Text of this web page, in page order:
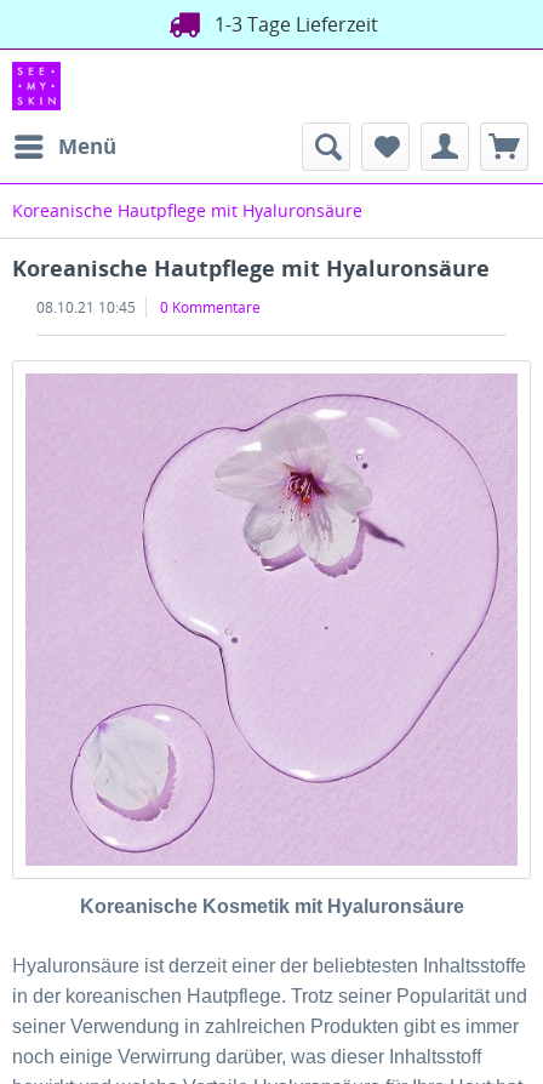
1-3 Tage Lieferzeit
Menü
Koreanische Hautpflege mit Hyaluronsäure
Koreanische Hautpflege mit Hyaluronsäure
08.10.21 10:45 0 Kommentare
Koreanische Kosmetik mit Hyaluronsäure
Hyaluronsäure ist derzeit einer der beliebtesten Inhaltsstoffe
in der koreanischen Hautpflege. Trotz seiner Popularität und
seiner Verwendung in zahlreichen Produkten gibt es immer
noch einige Verwirrung darüber, was dieser Inhaltsstoff